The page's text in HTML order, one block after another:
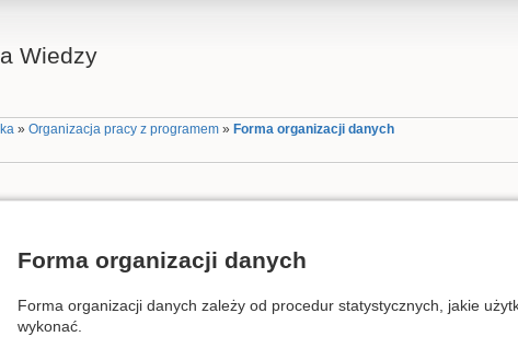
Wiedzy
»Organizacja pracy z programem » Forma organizacji danych
Forma organizacji danych
Forma organizacji danych zależy od procedur statystycznych, jakie
wykonać.